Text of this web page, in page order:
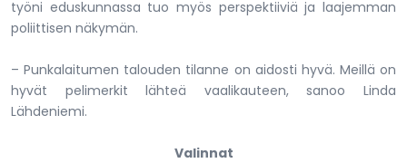
työni eduskunnassa tuo myös perspektiiviä ja laajemman
poliittisen näkymän.
– Punkalaitumen talouden tilanne on aidosti hyvä. Meillä on
hyvät pelimerkit lähteä vaalikauteen, sanoo Linda
Lähdeniemi.
Valinnat